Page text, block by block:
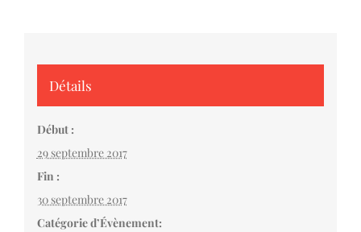
Détails
Début :
29 septembre 2017
Fin :
30 septembre 2017
Catégorie d’Évènement: